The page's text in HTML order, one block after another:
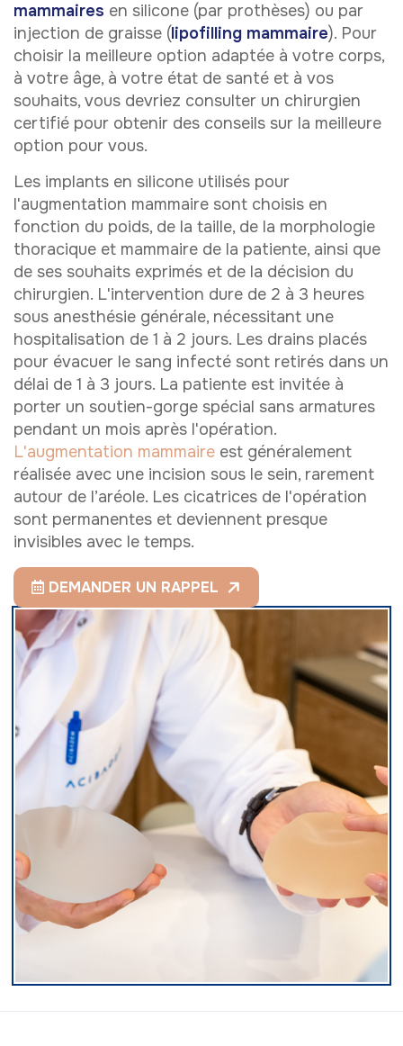
mammaires en silicone (par prothèses) ou par
injection de graisse (lipofilling mammaire). Pour
choisir la meilleure option adaptée à votre corps,
à votre âge, à votre état de santé et à vos
souhaits, vous devriez consulter un chirurgien
certifié pour obtenir des conseils sur la meilleure
option pour vous.
Les implants en silicone utilisés pour
l'augmentation mammaire sont choisis en
fonction du poids, de la taille, de la morphologie
thoracique et mammaire de la patiente, ainsi que
de ses souhaits exprimés et de la décision du
chirurgien. L'intervention dure de 2 à 3 heures
sous anesthésie générale, nécessitant une
hospitalisation de 1 à 2 jours. Les drains placés
pour évacuer le sang infecté sont retirés dans un
délai de 1 à 3 jours. La patiente est invitée à
porter un soutien-gorge spécial sans armatures
pendant un mois après l'opération.
L'augmentation mammaire est généralement
réalisée avec une incision sous le sein, rarement
autour de l’aréole. Les cicatrices de l'opération
sont permanentes et deviennent presque
invisibles avec le temps.
DEMANDER UN RAPPEL